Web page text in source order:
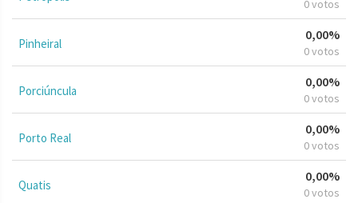
0 votos
Pinheiral
0,00%
0 votos
Porciúncula
0,00%
0 votos
Porto Real
0,00%
0 votos
Quatis
0,00%
0 votos